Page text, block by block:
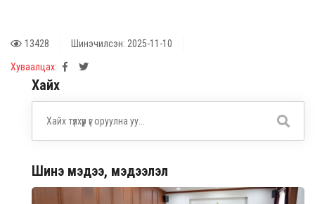
13428 Шинэчилсэн: 2025-11-10
Хуваалцах:
Хайх
Шинэ мэдээ, мэдээлэл